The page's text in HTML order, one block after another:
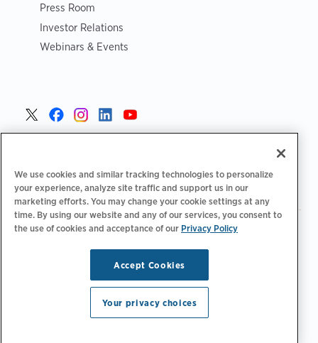
Press Room
Investor Relations
Webinars & Events
Polityka prywatności | Opcje prywatności|Legalny
Copyright © 2026 ChargePoint, Inc. Wszelkie prawa
We use cookies and similar tracking technologies to personalize
your experience, analyze site traffic and support us in our
marketing efforts. You may change your cookie settings at any
time. By using our website and any of our services, you consent to
the use of cookies and acceptance of our Privacy Policy
Accept Cookies
Your privacy choices